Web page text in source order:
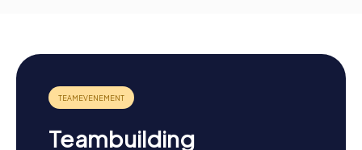
Teambuilding